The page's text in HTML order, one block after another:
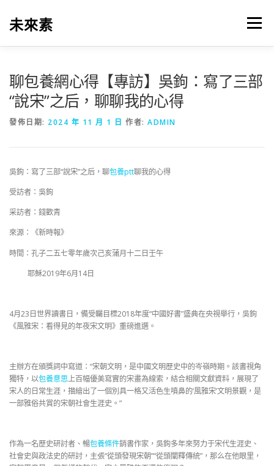
未來素 選單
聊包養網心得【專訪】吳鉤：寫了三部
“說宋”之后，聊聊我的心得
發佈日期: 2024 年 11 月 1 日 作者: ADMIN
吳鉤：寫了三部“說宋”之后，聊包養ptt聊我的心得
受訪者：吳鉤
采訪者：錢歡青
來源：《新時報》
時間：孔子二五七零年歲次己亥蒲月十二日壬午
耶穌2019年6月14日
4月23日世界讀書日，備受矚目標2018年度“中國好書”盛典在央視舉行，吳鉤
《風雅宋：看得見的年夜宋文明》重磅進選。
主辦方在頒獎詞中寫道：“宋朝文明，是中國文明歷史中的岑嶺時期。該書視角
獨特，以包養意思上百幅優美寫實的宋畫為線索，結合相關文獻資料，展現了
宋人的日常生涯，描繪出了一個別具一格又活色生噴鼻的‘風雅宋’文明景觀，是
一部雅俗共賞的宋朝社會生涯史。”
作為一名歷史研討者、暢包養條件銷書作家，吳鉤多年來努力于宋代生涯史、
社會史與政法史的研討，主張“從頭發現宋朝”“從頭闡釋傳統”，那么在他眼里，